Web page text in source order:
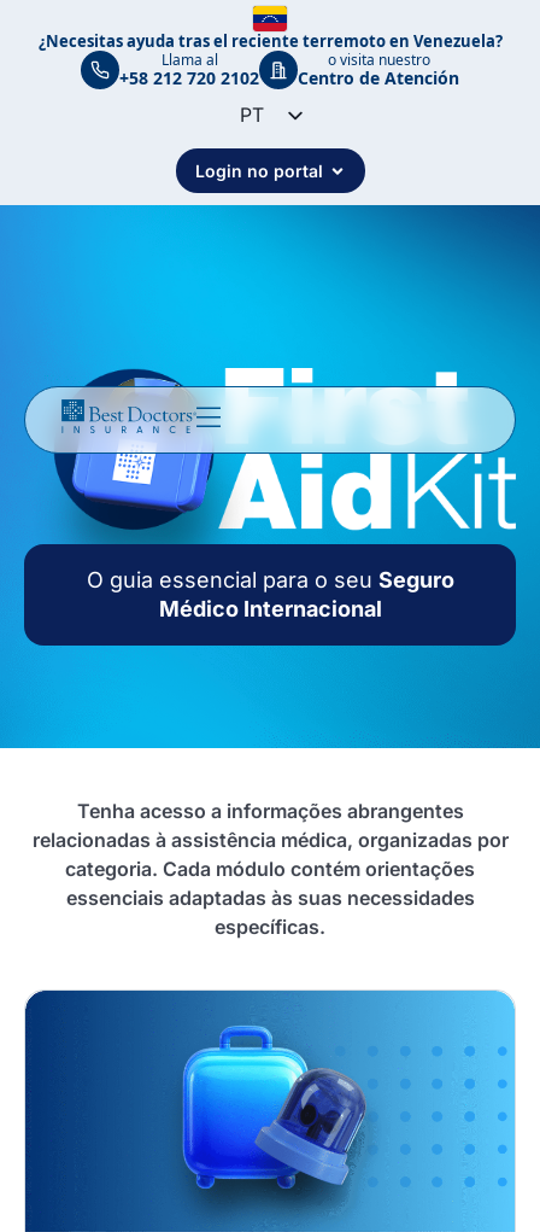
¿Necesitas ayuda tras el reciente terremoto en Venezuela?
Llama al
+58 212 720 2102
o visita nuestro
Centro de Atención
PT
EN
ES
Login no portal
O guia essencial para o seu Seguro
Médico Internacional
Tenha acesso a informações abrangentes
relacionadas à assistência médica, organizadas por
categoria. Cada módulo contém orientações
essenciais adaptadas às suas necessidades
específicas.